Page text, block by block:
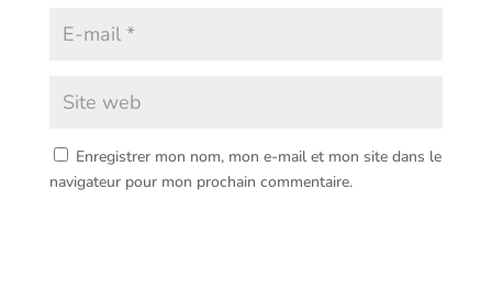
Enregistrer mon nom, mon e-mail et mon site dans le
navigateur pour mon prochain commentaire.